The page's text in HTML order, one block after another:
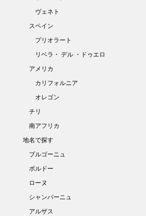
ヴェネト
スペイン
プリオラート
リベラ・ デル ・ドゥエロ
アメリカ
カリフォルニア
オレゴン
チリ
南アフリカ
地名で探す
ブルゴーニュ
ボルドー
ローヌ
シャンパーニュ
アルザス